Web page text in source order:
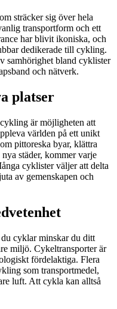
sträcker sig över hela
transportform och ett
har blivit ikoniska, och
dedikerade till cykling.
samhörighet bland cyklister
och nätverk.
platser
är möjligheten att
världen på ett unikt
pittoreska byar, klättra
städer, kommer varje
cyklister väljer att delta
av gemenskapen och
cyklar minskar du ditt
miljö. Cykeltransporter är
fördelaktiga. Flera
som transportmedel,
luft. Att cykla kan alltså